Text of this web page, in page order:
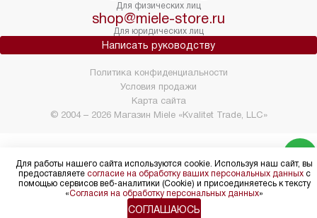
Для физических лиц
shop@miele-store.ru
Для юридических лиц
Написать руководству
© 2004 – 2026 Магазин Miele «Kvalitet Trade, LLC»
Политика конфиденциальности
Условия продажи
Карта сайта
Для работы нашего сайта используются cookie. Используя наш сайт, вы
предоставляете согласие на обработку ваших персональных данныхс
помощью сервисов веб-аналитики (Cookie) и присоединяетесь к тексту
«Согласия на обработку персональных данных»
СОГЛАШАЮСЬ